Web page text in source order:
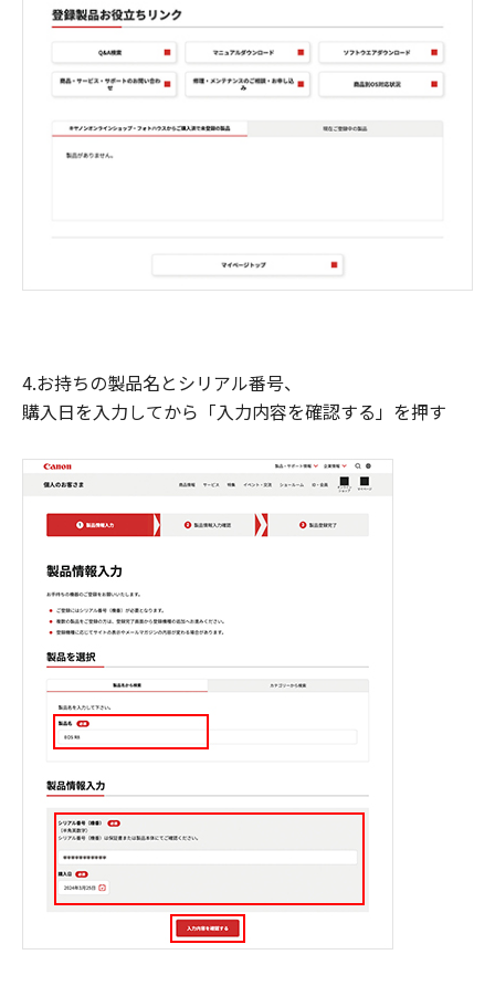
4.お持ちの製品名とシリアル番号、
購入日を入力してから「入力内容を確認する」を押す